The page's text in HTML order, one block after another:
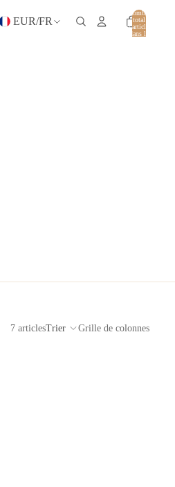
EUR/FR
Nombre
total
d’articles
dans le
7 articlesTrier Grille de colonnes